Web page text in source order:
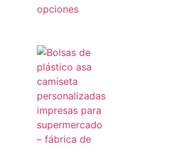
opciones